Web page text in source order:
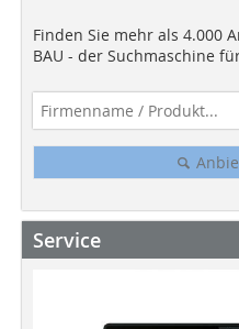
Finden Sie mehr als 4.000
BAU - der Suchmaschine
Service